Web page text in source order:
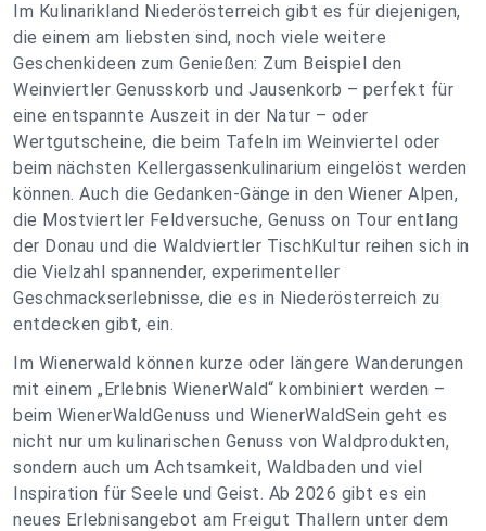
Im Kulinarikland Niederösterreich gibt es für diejenigen,
die einem am liebsten sind, noch viele weitere
Geschenkideen zum Genießen: Zum Beispiel den
Weinviertler Genusskorb und Jausenkorb – perfekt für
eine entspannte Auszeit in der Natur – oder
Wertgutscheine, die beim Tafeln im Weinviertel oder
beim nächsten Kellergassenkulinarium eingelöst werden
können. Auch die Gedanken-Gänge in den Wiener Alpen,
die Mostviertler Feldversuche, Genuss on Tour entlang
der Donau und die Waldviertler TischKultur reihen sich in
die Vielzahl spannender, experimenteller
Geschmackserlebnisse, die es in Niederösterreich zu
entdecken gibt, ein.
Im Wienerwald können kurze oder längere Wanderungen
mit einem „Erlebnis WienerWald“ kombiniert werden –
beim WienerWaldGenuss und WienerWaldSein geht es
nicht nur um kulinarischen Genuss von Waldprodukten,
sondern auch um Achtsamkeit, Waldbaden und viel
Inspiration für Seele und Geist. Ab 2026 gibt es ein
neues Erlebnisangebot am Freigut Thallern unter dem